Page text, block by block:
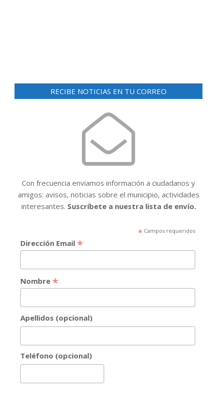
t
o
RECIBE NOTICIAS EN TU CORREO
Con frecuencia enviamos información a ciudadanos y
amigos: avisos, noticias sobre el municipio, actividades
interesantes. Suscríbete a nuestra lista de envío.
*Campos requeridos
Dirección Email *
Nombre *
Apellidos (opcional)
Teléfono (opcional)